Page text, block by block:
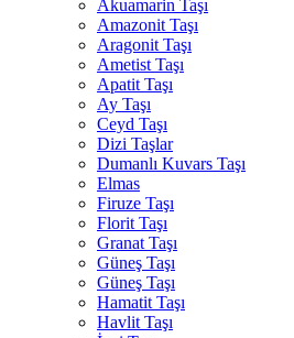
Akuamarin Taşı
Amazonit Taşı
Aragonit Taşı
Ametist Taşı
Apatit Taşı
Ay Taşı
Ceyd Taşı
Dizi Taşlar
Dumanlı Kuvars Taşı
Elmas
Firuze Taşı
Florit Taşı
Granat Taşı
Güneş Taşı
Güneş Taşı
Hamatit Taşı
Havlit Taşı